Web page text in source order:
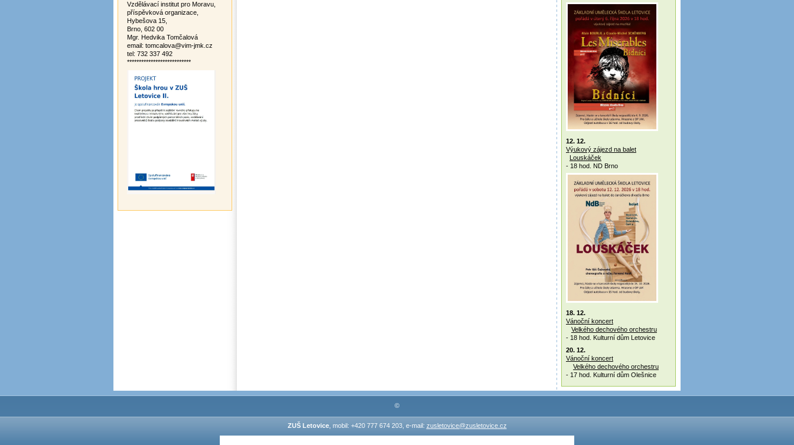
12. 12.
Výukový zájezd na balet
Louskáček
- 18 hod. ND Brno
18. 12.
Vánoční koncert
Velkého dechového orchestru
- 18 hod. Kulturní dům Letovice
20. 12.
Vánoční koncert
Velkého dechového orchestru
- 17 hod. Kulturní dům Olešnice
Vzdělávací institut pro Moravu,
příspěvková organizace,
Hybešova 15,
Brno, 602 00
Mgr. Hedvika Tomčalová
email: tomcalova@vim-jmk.cz
tel: 732 337 492
***************************
©
ZUŠ Letovice, mobil: +420 777 674 203, e-mail: zusletovice@zusletovice.cz